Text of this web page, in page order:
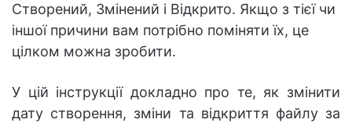
Створений, Змінений і Відкрито. Якщо з тієї чи
іншої причини вам потрібно поміняти їх, це
цілком можна зробити.
У цій інструкції докладно про те, як змінити
дату створення, зміни та відкриття файлу за